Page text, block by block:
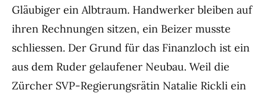
Gläubiger ein Albtraum. Handwerker bleiben auf
ihren Rechnungen sitzen, ein Beizer musste
schliessen. Der Grund für das Finanzloch ist ein
aus dem Ruder gelaufener Neubau. Weil die
Zürcher SVP-Regierungsrätin Natalie Rickli ein